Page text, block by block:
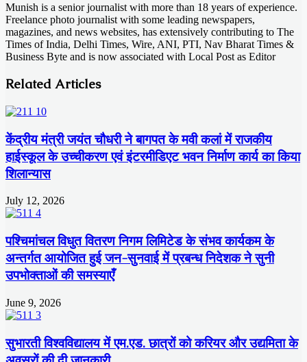
Munish is a senior journalist with more than 18 years of experience.
Freelance photo journalist with some leading newspapers,
magazines, and news websites, has extensively contributing to The
Times of India, Delhi Times, Wire, ANI, PTI, Nav Bharat Times &
Business Byte and is now associated with Local Post as Editor
Related Articles
केंद्रीय मंत्री जयंत चौधरी ने बागपत के मवी कलां में राजकीय
हाईस्कूल के उच्चीकरण एवं इंटरमीडिएट भवन निर्माण कार्य का किया
शिलान्यास
July 12, 2026
पश्चिमांचल विधुत वितरण निगम लिमिटेड के संभव कार्यकम के
अन्तर्गत आयोजित हुई जन-सुनवाई में प्रबन्ध निदेशक ने सुनी
उपभोक्ताओं की समस्याएँ
June 9, 2026
सुभारती विश्वविद्यालय में एम.एड. छात्रों को करियर और उद्यमिता के